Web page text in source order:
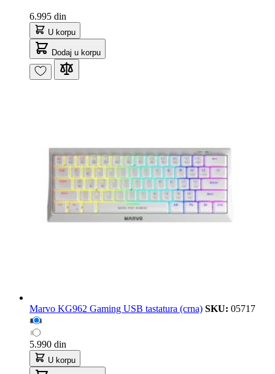
6.995 din
U korpu
Dodaj u korpu
Marvo KG962 Gaming USB tastatura (crna) SKU: 05717
5.990 din
U korpu